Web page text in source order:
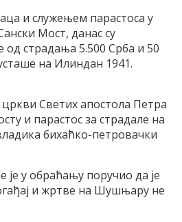
и служењем парастоса у
Мост, данас су
страдања 5.500 Срба и 50
усташе на Илиндан 1941.
цркви Светих апостола Петра
и парастос за страдале на
бихаћко-петровачки
је у обраћању поручио да је
и жртве на Шушњару не